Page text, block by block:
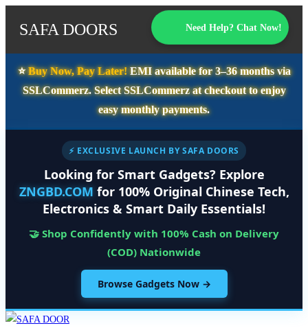
SAFA DOORS Need Help? Chat Now!
⭐️Buy Now, Pay Later!EMI available for3–36 monthsvia
SSLCommerz. SelectSSLCommerzat checkout to enjoy
easy monthly payments.
⚡ EXCLUSIVE LAUNCH BY SAFA DOORS
Looking for Smart Gadgets? Explore
ZNGBD.COM for 100% Original Chinese Tech,
Electronics & Smart Daily Essentials!
🤝 Shop Confidently with 100% Cash on Delivery
(COD) Nationwide
Browse Gadgets Now →
Skip